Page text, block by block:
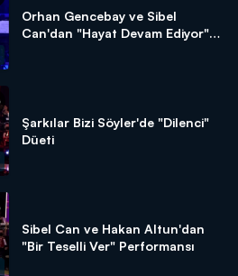
Orhan Gencebay ve Sibel
Can'dan "Hayat Devam Ediyor"
Şarkılar Bizi Söyler'de "Dilenci"
Düeti
Sibel Can ve Hakan Altun'dan
"Bir Teselli Ver" Performansı